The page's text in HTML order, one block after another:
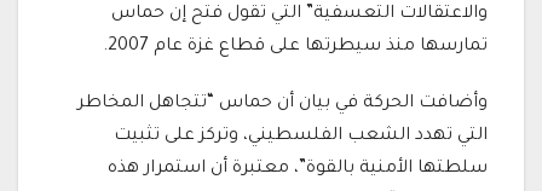
والاعتقالات التعسفية” التي تقول فتح إن حماس
تمارسها منذ سيطرتها على قطاع غزة عام 2007.
وأضافت الحركة في بيان أن حماس “تتجاهل المخاطر
التي تهدد الشعب الفلسطيني، وتركز على تثبيت
سلطتها الأمنية بالقوة”، معتبرة أن استمرار هذه